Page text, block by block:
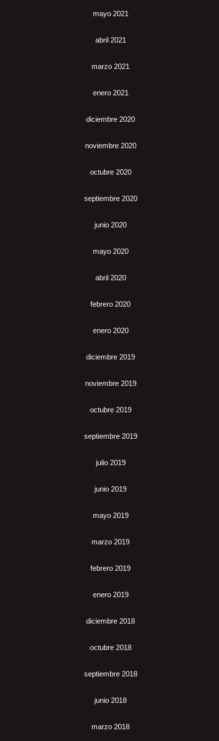
mayo 2021
abril 2021
marzo 2021
enero 2021
diciembre 2020
noviembre 2020
octubre 2020
septiembre 2020
junio 2020
mayo 2020
abril 2020
febrero 2020
enero 2020
diciembre 2019
noviembre 2019
octubre 2019
septiembre 2019
julio 2019
junio 2019
mayo 2019
marzo 2019
febrero 2019
enero 2019
diciembre 2018
octubre 2018
septiembre 2018
junio 2018
marzo 2018